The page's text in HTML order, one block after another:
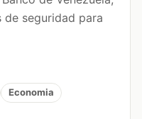
seguridad para
Economia